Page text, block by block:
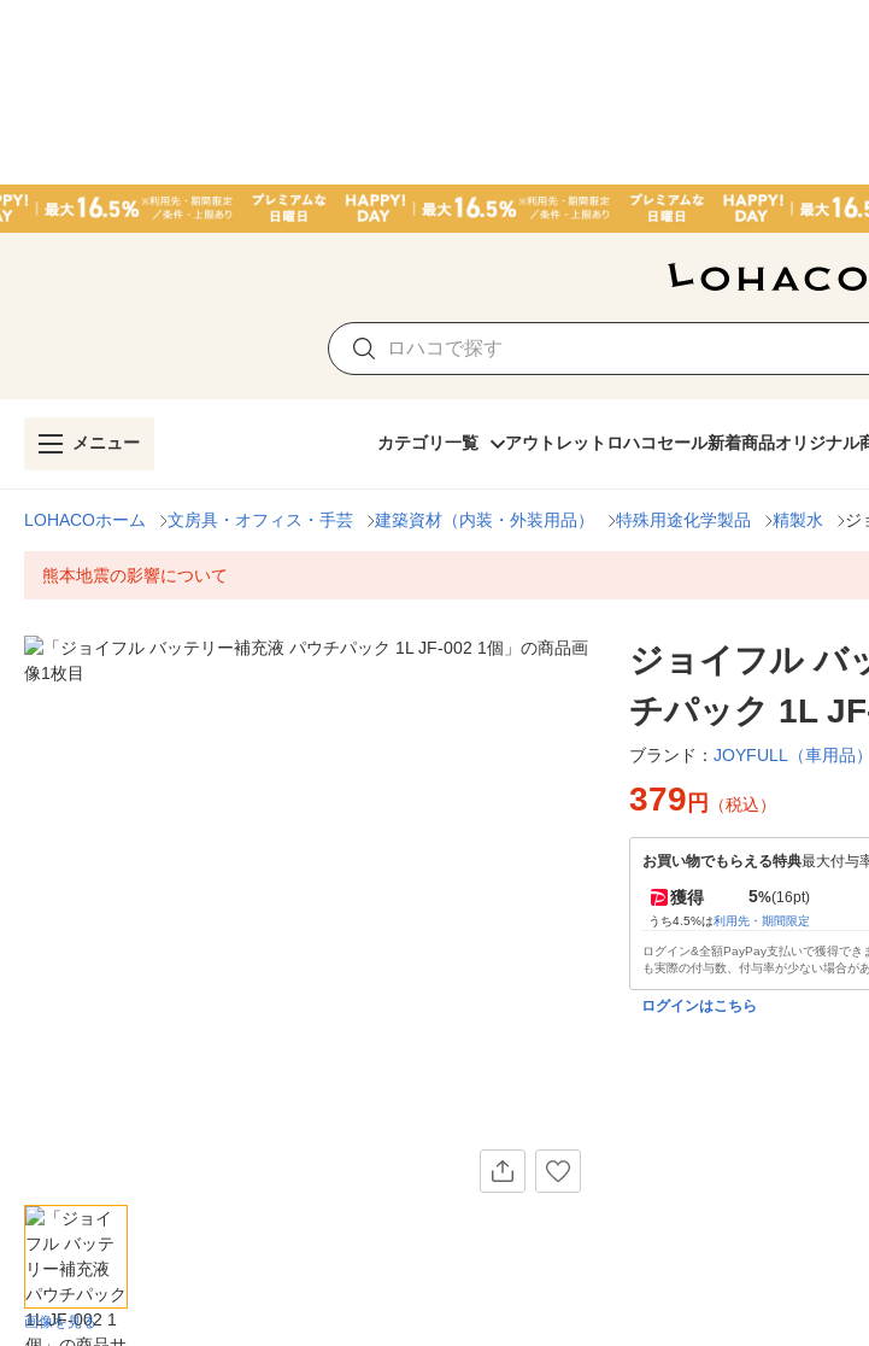
メニュー カテゴリ一覧 アウトレット ロハコセール新着商品オリジナル
LOHACOホーム 文房具・オフィス・手芸 建築資材（内装・外装用品） 特殊用途化学製品 精製水 ジ
熊本地震の影響について
画像を見る
ジョイフル バ
チパック 1L
ブランド： JOYFULL（車用品）
379 円 （税込）
お買い物でもらえる特典最大付与
獲得 5%(16pt)
うち4.5%は利用先・期間限定
ログイン&全額PayPay支払いで獲得でき
も実際の付与数、付与率が少ない場合が
ログインはこちら